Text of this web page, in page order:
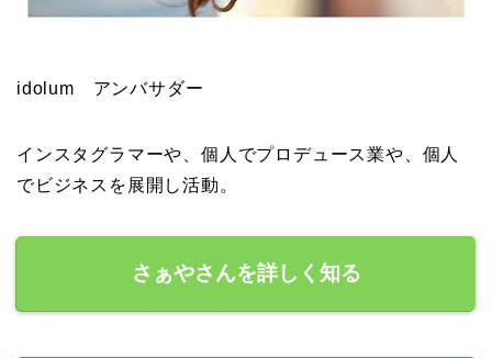
idolum アンバサダー
インスタグラマーや、個人でプロデュース業や、個人
でビジネスを展開し活動。
さぁやさんを詳しく知る